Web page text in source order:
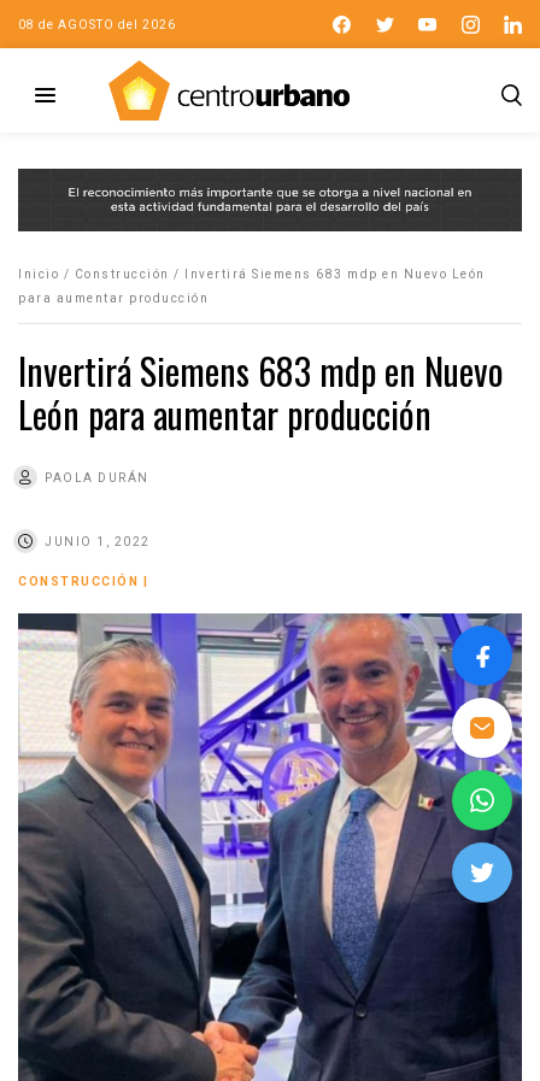
08 de AGOSTO del 2026
Inicio / Construcción /
Invertirá Siemens 683 mdp en Nuevo León
para aumentar producción
Invertirá Siemens 683 mdp en Nuevo
León para aumentar producción
PAOLA DURÁN
JUNIO 1, 2022
CONSTRUCCIÓN